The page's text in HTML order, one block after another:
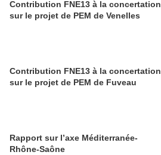
Contribution FNE13 à la concertation
sur le projet de PEM de Venelles
Contribution FNE13 à la concertation
sur le projet de PEM de Fuveau
Rapport sur l’axe Méditerranée-
Rhône-Saône